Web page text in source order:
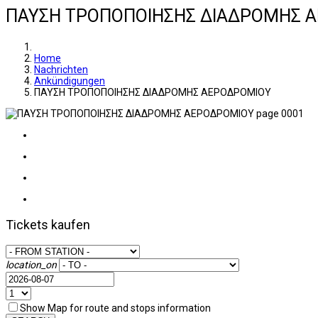
ΠΑΥΣΗ ΤΡΟΠΟΠΟΙΗΣΗΣ ΔΙΑΔΡΟΜΗΣ
Home
Nachrichten
Ankündigungen
ΠΑΥΣΗ ΤΡΟΠΟΠΟΙΗΣΗΣ ΔΙΑΔΡΟΜΗΣ ΑΕΡΟΔΡΟΜΙΟΥ
Tickets kaufen
location_on
Show Map for route and stops information